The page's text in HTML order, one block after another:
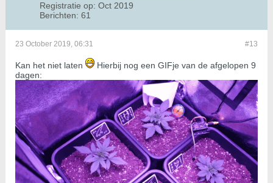
Registratie op: Oct 2019
Berichten: 61
#13
23 October 2019, 06:31
Kan het niet laten
Hierbij nog een GIFje van de afgelopen 9
dagen: